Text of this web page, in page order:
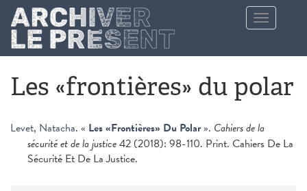
Aller au contenu principal
Toggle
navigation
Les «frontières» du polar
Levet, Natacha. « Les «Frontières» Du Polar». Cahiers de la
sécurité et de la justice42 (2018): 98-110. Print. Cahiers De La
Sécurité Et De La Justice.